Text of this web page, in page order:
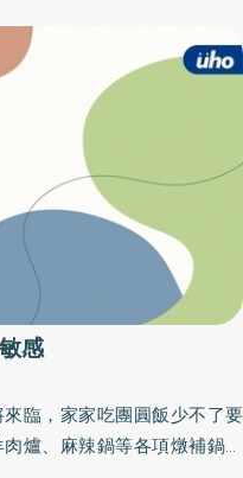
病；署立嘉義醫院社區護理
造成口腔神經麻痺，不知道
痛，其實牙痛才是正常。署
很多檳榔族都不太注重口腔
，因此容易罹患牙周病；她
敏感牙齒，吃到酸或冰冷的
族都不碰酸的食物，看到就
中心也證實，嚼食檳榔會致
榔數約1000顆，因此推動檳
表示，長期嚼食檳榔導致口腔
膜變硬、張口困難，吃到辣
病變成口腔癌。國民健康局
的人數已增加2倍，每年約有
口腔癌死亡，為台灣男性所
加最快者。
感
臨，家家吃團圓飯少不了要
爐、麻辣鍋等各項燉補鍋品